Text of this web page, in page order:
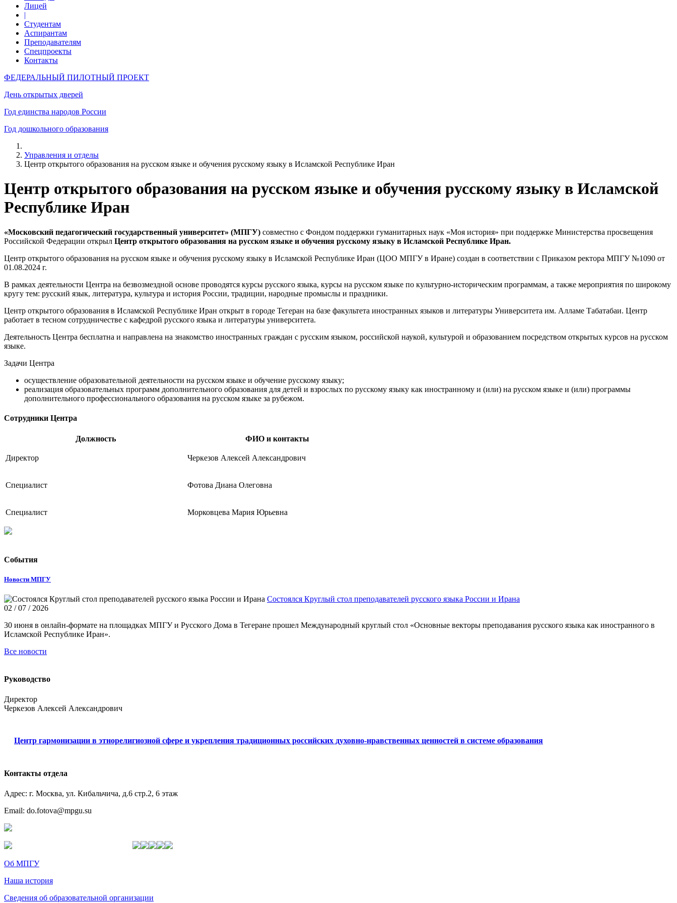
Лицей
|
Студентам
Аспирантам
Преподавателям
Спецпроекты
Контакты
ФЕДЕРАЛЬНЫЙ ПИЛОТНЫЙ ПРОЕКТ
День открытых дверей
Год единства народов России
Год дошкольного образования
Управления и отделы
Центр открытого образования на русском языке и обучения русскому языку в Исламской Республике Иран
Центр открытого образования на русском языке и обучения русскому языку в Исламской
Республике Иран
«Московский педагогический государственный университет» (МПГУ) совместно с Фондом поддержки гуманитарных наук «Моя история» при поддержке Министерства просвещения
Российской Федерации открыл Центр открытого образования на русском языке и обучения русскому языку в Исламской Республике Иран.
Центр открытого образования на русском языке и обучения русскому языку в Исламской Республике Иран (ЦОО МПГУ в Иране) создан в соответствии с Приказом ректора МПГУ №1090 от
01.08.2024 г.
В рамках деятельности Центра на безвозмездной основе проводятся курсы русского языка, курсы на русском языке по культурно-историческим программам, а также мероприятия по широкому
кругу тем: русский язык, литература, культура и история России, традиции, народные промыслы и праздники.
Центр открытого образования в Исламской Республике Иран открыт в городе Тегеран на базе факультета иностранных языков и литературы Университета им. Алламе Табатабаи. Центр
работает в тесном сотрудничестве с кафедрой русского языка и литературы университета.
Деятельность Центра бесплатна и направлена на знакомство иностранных граждан с русским языком, российской наукой, культурой и образованием посредством открытых курсов на русском
языке.
Задачи Центра
осуществление образовательной деятельности на русском языке и обучение русскому языку;
реализация образовательных программ дополнительного образования для детей и взрослых по русскому языку как иностранному и (или) на русском языке и (или) программы
дополнительного профессионального образования на русском языке за рубежом.
Сотрудники Центра
Должность ФИО и контакты
Директор Черкезов Алексей Александрович
Специалист Фотова Диана Олеговна
Специалист Морковцева Мария Юрьевна
События
Новости МПГУ
Состоялся Круглый стол преподавателей русского языка России и Ирана
02 / 07 / 2026
30 июня в онлайн-формате на площадках МПГУ и Русского Дома в Тегеране прошел Международный круглый стол «Основные векторы преподавания русского языка как иностранного в
Исламской Республике Иран».
Все новости
Руководство
Директор
Черкезов Алексей Александрович
Центр гармонизации в этнорелигиозной сфере и укрепления традиционных российских духовно-нравственных ценностей в системе образования
Контакты отдела
Адрес: г. Москва, ул. Кибальчича, д.6 стр.2, 6 этаж
Email: do.fotova@mpgu.su
Об МПГУ
Наша история
Сведения об образовательной организации